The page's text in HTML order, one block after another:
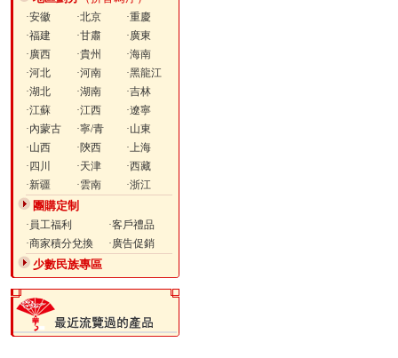
·安徽 ·北京
·重慶
·福建
·甘肅
·廣東
·廣西
·貴州
·海南
·河北
·河南
·黑龍江
·湖北
·湖南
·吉林
·江蘇
·江西
·遼寧
·內蒙古
·寧/青
·山東
·山西
·陝西
·上海
·四川
·天津
·西藏
·新疆
·雲南 ·浙江
團購定制
·員工福利
·客戶禮品
·商家積分兌換
·廣告促銷
少數民族專區